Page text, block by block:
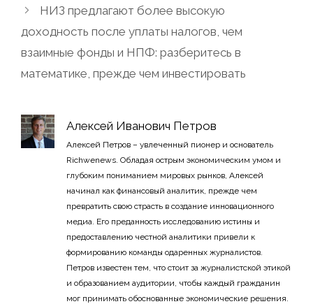
НИЗ предлагают более высокую
доходность после уплаты налогов, чем
взаимные фонды и НПФ: разберитесь в
математике, прежде чем инвестировать
Алексей Иванович Петров
Алексей Петров – увлеченный пионер и основатель
Richwenews. Обладая острым экономическим умом и
глубоким пониманием мировых рынков, Алексей
начинал как финансовый аналитик, прежде чем
превратить свою страсть в создание инновационного
медиа. Его преданность исследованию истины и
предоставлению честной аналитики привели к
формированию команды одаренных журналистов.
Петров известен тем, что стоит за журналистской этикой
и образованием аудитории, чтобы каждый гражданин
мог принимать обоснованные экономические решения.